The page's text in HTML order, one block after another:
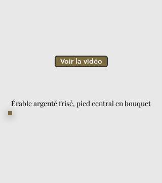
Voir la vidéo
Érable argenté frisé, pied central en bouquet